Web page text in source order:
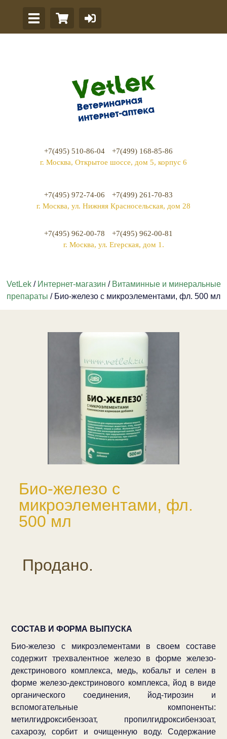
+7(495) 510-86-04
+7(499) 168-85-86
г. Москва, Открытое шоссе, дом 5, корпус 6
+7(495) 972-74-06
+7(499) 261-70-83
г. Москва, ул. Нижняя Красносельская, дом 28
+7(495) 962-00-78
+7(495) 962-00-81
г. Москва, ул. Егерская, дом 1.
VetLek/ Интернет-магазин / Витаминные и минеральные
препараты / Био-железо с микроэлементами, фл. 500 мл
Био-железо с
микроэлементами, фл.
500 мл
Продано.
СОСТАВ И ФОРМА ВЫПУСКА
Био-железо с микроэлементами в своем составе
содержит трехвалентное железо в форме железо-
декстринового комплекса, медь, кобальт и селен в
форме железо-декстринового комплекса, йод в виде
органического соединения, йод-тирозин и
вспомогательные компоненты:
метилгидроксибензоат, пропилгидроксибензоат,
сахарозу, сорбит и очищенную воду. Содержание